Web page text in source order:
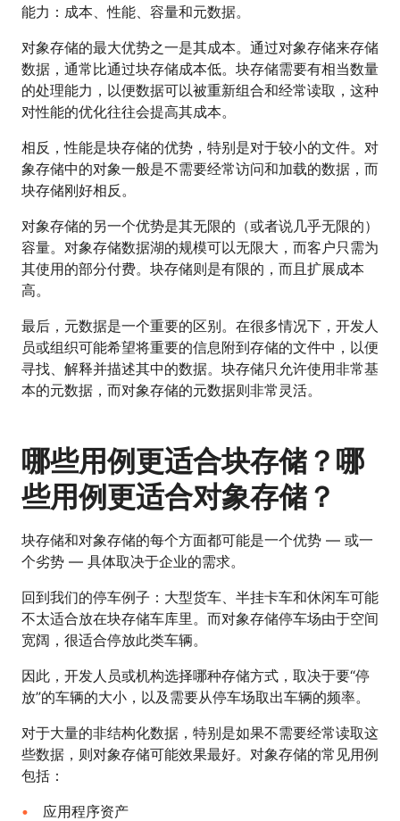
能力：成本、性能、容量和元数据。
对象存储的最大优势之一是其成本。通过对象存储来存储
数据，通常比通过块存储成本低。块存储需要有相当数量
的处理能力，以便数据可以被重新组合和经常读取，这种
对性能的优化往往会提高其成本。
相反，性能是块存储的优势，特别是对于较小的文件。对
象存储中的对象一般是不需要经常访问和加载的数据，而
块存储刚好相反。
对象存储的另一个优势是其无限的（或者说几乎无限的）
容量。对象存储数据湖的规模可以无限大，而客户只需为
其使用的部分付费。块存储则是有限的，而且扩展成本
高。
最后，元数据是一个重要的区别。在很多情况下，开发人
员或组织可能希望将重要的信息附到存储的文件中，以便
寻找、解释并描述其中的数据。块存储只允许使用非常基
本的元数据，而对象存储的元数据则非常灵活。
哪些用例更适合块存储？哪
些用例更适合对象存储？
块存储和对象存储的每个方面都可能是一个优势 — 或一
个劣势 — 具体取决于企业的需求。
回到我们的停车例子：大型货车、半挂卡车和休闲车可能
不太适合放在块存储车库里。而对象存储停车场由于空间
宽阔，很适合停放此类车辆。
因此，开发人员或机构选择哪种存储方式，取决于要“停
放”的车辆的大小，以及需要从停车场取出车辆的频率。
对于大量的非结构化数据，特别是如果不需要经常读取这
些数据，则对象存储可能效果最好。对象存储的常见用例
包括：
应用程序资产